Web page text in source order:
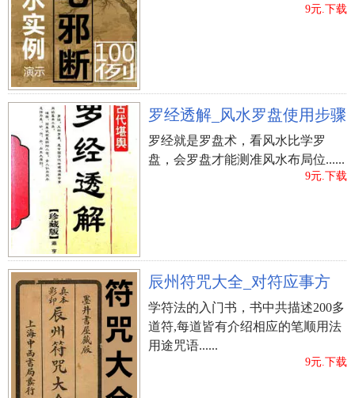
9元.下载
罗经透解_风水罗盘使用步骤
罗经就是罗盘术，看风水比学罗
盘，会罗盘才能测准风水布局位......
9元.下载
辰州符咒大全_对符应事方
学符法的入门书，书中共描述200多
道符,每道皆有介绍相应的笔顺用法
用途咒语......
9元.下载